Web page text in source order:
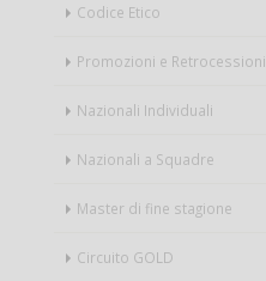
Codice Etico
Promozioni e Retrocessioni
Nazionali Individuali
Nazionali a Squadre
Master di fine stagione
Circuito GOLD